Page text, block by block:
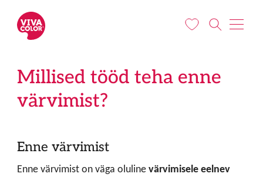
Millised tööd teha enne
värvimist?
Enne värvimist
Enne värvimist on väga olulinevärvimisele eelnev